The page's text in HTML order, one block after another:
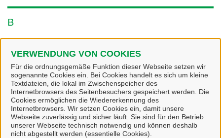
VERWENDUNG VON COOKIES
Für die ordnungsgemäße Funktion dieser Webseite setzen wir
sogenannte Cookies ein. Bei Cookies handelt es sich um kleine
Textdateien, die lokal im Zwischenspeicher des
Internetbrowsers des Seitenbesuchers gespeichert werden. Die
Cookies ermöglichen die Wiedererkennung des
Internetbrowsers. Wir setzen Cookies ein, damit unsere
Webseite zuverlässig und sicher läuft. Sie sind für den Betrieb
unserer Webseite technisch notwendig und können deshalb
nicht abgestellt werden (essentielle Cookies).
B
E
Eissporthalle - Kauf von E-Tickets
F